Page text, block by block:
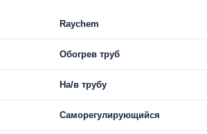
Raychem
Обогрев труб
На/в трубу
Саморегулирующийся